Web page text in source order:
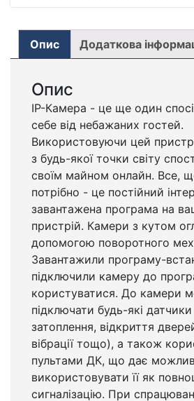
Опис Додаткова
Опис
IP-Камера - це ще один
себе від небажаних гостей.
Використовуючи цей
з будь-якої точки світу
своїм майном онлайн. Все,
потрібно - це постійний
завантажена програма на
пристрій. Камери з кутом
допомогою поворотного
Завантажили програму-
підключили камеру до
користуватися. До камери
підключати будь-які
затоплення, відкриття
вібрації тощо), а також
пультами ДК, що дає
використовувати її як
сигналізацію. При